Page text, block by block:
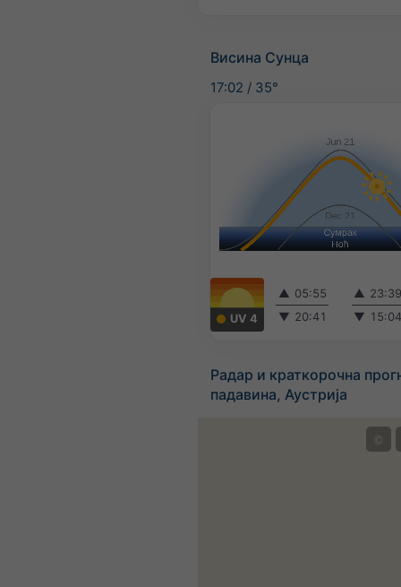
Висина Сунца
17:02 / 35°
UV 4
▲ 05:55
▼ 20:41
▲
▼
Радар и краткорочна
падавина, Аустрија
©